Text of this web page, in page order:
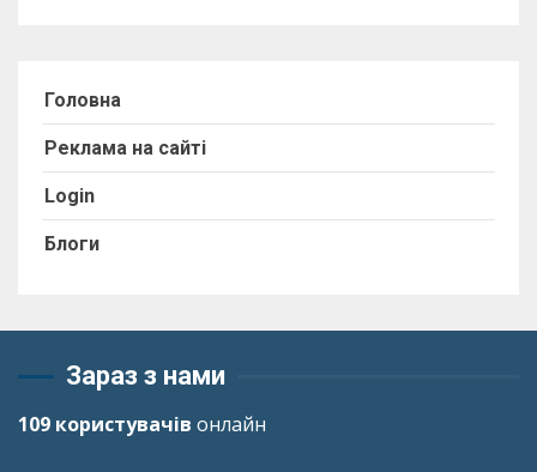
Головна
Реклама на сайті
Login
Блоги
Зараз з нами
109 користувачів онлайн